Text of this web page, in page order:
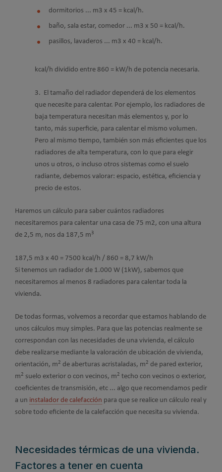
dormitorios ... m3 x 45 = kcal/h.
baño, sala estar, comedor ... m3 x 50 = kcal/h.
pasillos, lavaderos ... m3 x 40 = kcal/h.
kcal/h dividido entre 860 = kW/h de potencia necesaria.
3. El tamaño del radiador dependerá de los elementos
que necesite para calentar. Por ejemplo, los radiadores de
baja temperatura necesitan más elementos y, por lo
tanto, más superficie, para calentar el mismo volumen.
Pero al mismo tiempo, también son más eficientes que los
radiadores de alta temperatura, con lo que para elegir
unos u otros, o incluso otros sistemas como el suelo
radiante, debemos valorar: espacio, estética, eficiencia y
precio de estos.
Haremos un cálculo para saber cuántos radiadores
necesitaremos para calentar una casa de 75 m2, con una altura
de 2,5 m, nos da 187,5 m3
187,5 m3 x 40 = 7500 kcal/h / 860 = 8,7 kW/h
Si tenemos un radiador de 1.000 W (1kW), sabemos que
necesitaremos al menos 8 radiadores para calentar toda la
vivienda.
De todas formas, volvemos a recordar que estamos hablando de
unos cálculos muy simples. Para que las potencias realmente se
correspondan con las necesidades de una vivienda, el cálculo
debe realizarse mediante la valoración de ubicación de vivienda,
orientación, m2 de aberturas acristaladas, m2 de pared exterior,
m2 suelo exterior o con vecinos, m2 techo con vecinos o exterior,
coeficientes de transmisión, etc ... algo que recomendamos pedir
a un instalador de calefacción para que se realice un cálculo real y
sobre todo eficiente de la calefacción que necesita su vivienda.
Necesidades térmicas de una vivienda.
Factores a tener en cuenta